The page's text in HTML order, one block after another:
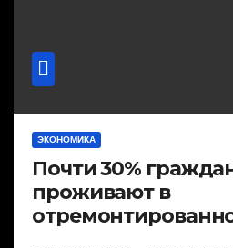
ЭКОНОМИКА
Почти 30%
проживают в